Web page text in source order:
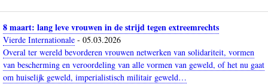
8 maart: lang leve vrouwen in de strijd tegen extreemrechts
Vierde Internationale - 05.03.2026
Overal ter wereld bevorderen vrouwen netwerken van solidariteit, vormen
van bescherming en veroordeling van alle vormen van geweld, of het nu gaat
om huiselijk geweld, imperialistisch militair geweld…